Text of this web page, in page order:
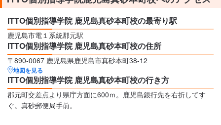
ITTO個別指導学院 鹿児島真砂本町校の最寄り駅
鹿児島市電１系統郡元駅
ITTO個別指導学院 鹿児島真砂本町校の住所
〒890-0067 鹿児島県鹿児島市真砂本町38-12
地図を見る
ITTO個別指導学院 鹿児島真砂本町校の行き方
郡元町交差点より県庁方面に600ｍ。鹿児島銀行先を右折してす
ぐ。真砂郵便局手前。